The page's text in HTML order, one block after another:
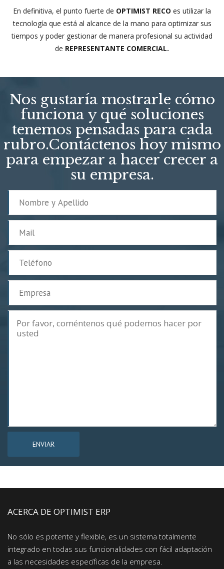
En definitiva, el punto fuerte de OPTIMIST RECO es utilizar la
tecnología que está al alcance de la mano para optimizar sus
tiempos y poder gestionar de manera profesional su actividad
de REPRESENTANTE COMERCIAL.
Nos gustaría mostrarle cómo
funciona y qué soluciones
tenemos pensadas para cada
rubro.Contáctenos hoy mismo
para empezar a hacer crecer a
su empresa.
ACERCA DE OPTIMIST ERP
No sólo es potente y flexible, es un sistema totalmente
integrado en todas sus funcionalidades con fácil adaptación
a las necesidades específicas de la empresa.